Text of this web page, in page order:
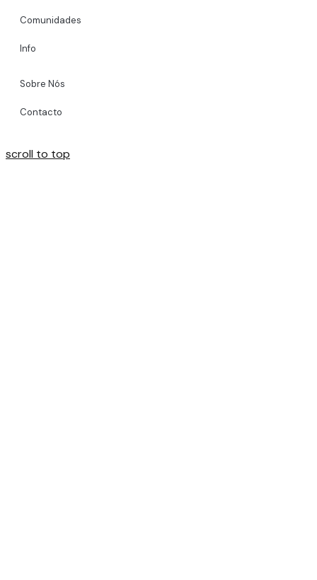
Comunidades
Info
Sobre Nós
Contacto
scroll to top